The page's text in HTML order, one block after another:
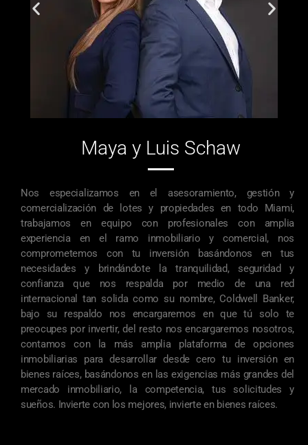
Maya y Luis Schaw
Nos especializamos en el asesoramiento, gestión y
comercialización de lotes y propiedades en todo Miami,
trabajamos en equipo con profesionales con amplia
experiencia en el ramo inmobiliario y comercial, nos
comprometemos con tu inversión basándonos en tus
necesidades y brindándote la tranquilidad, seguridad y
confianza que nos respalda por medio de una red
internacional tan solida como su nombre, Coldwell Banker,
bajo su respaldo nos encargaremos en que tú solo te
preocupes por invertir, del resto nos encargaremos nosotros,
contamos con la más amplia plataforma de opciones
inmobiliarias para desarrollar desde cero tu inversión en
bienes raíces, basándonos en las exigencias más grandes del
mercado inmobiliario, la competencia, tus solicitudes y
sueños. Invierte con los mejores, invierte en bienes raíces.